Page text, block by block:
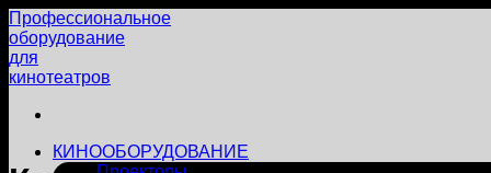
Skip
to
content
Профессиональное
оборудование
для
кинотеатров
КИНООБОРУДОВАНИЕ